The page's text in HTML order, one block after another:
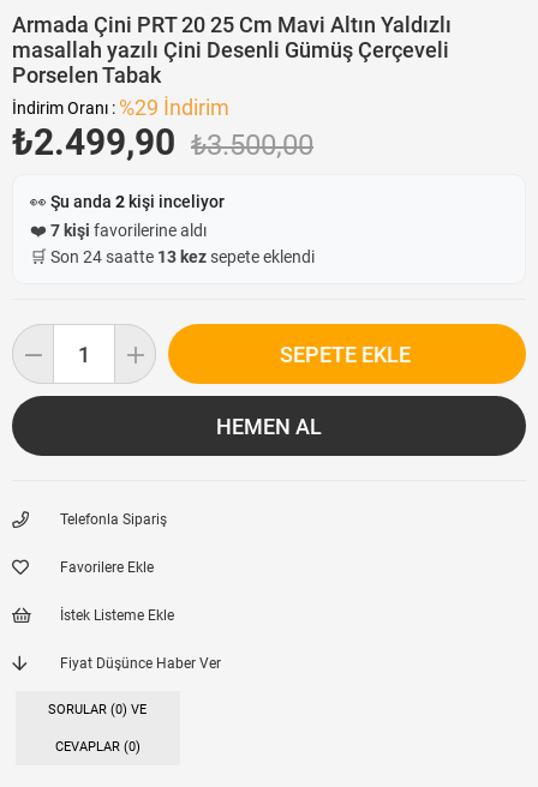
Armada Çini PRT 20 25 Cm Mavi Altın Yaldızlı
masallah yazılı Çini Desenli Gümüş Çerçeveli
Porselen Tabak
İndirim Oranı : %29 İndirim
₺3.500,00
₺2.499,90
👀 Şu anda 2 kişi inceliyor
❤️ 7 kişi favorilerine aldı
🛒 Son 24 saatte 13 kezsepete eklendi
Telefonla Sipariş
Favorilere Ekle
İstek Listeme Ekle
Fiyat Düşünce Haber Ver
SORULAR (0) VE
CEVAPLAR (0)